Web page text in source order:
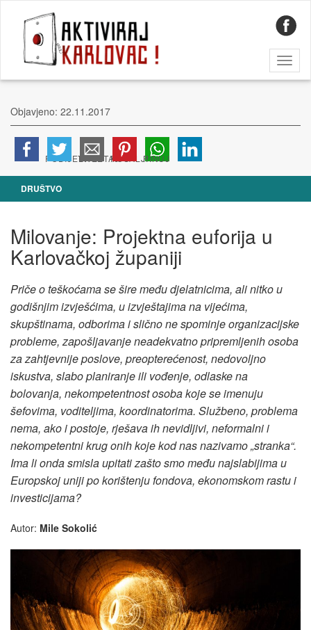
Objavjeno: 22.11.2017
DRUŠTVO
Milovanje: Projektna euforija u
Karlovačkoj županiji
Priče o teškoćama se šire među djelatnicima, ali nitko u
godišnjim izvješćima, u izvještajima na vijećima,
skupštinama, odborima i slično ne spominje organizacijske
probleme, zapošljavanje neadekvatno pripremljenih osoba
za zahtjevnije poslove, preopterećenost, nedovoljno
iskustva, slabo planiranje ili vođenje, odlaske na
bolovanja, nekompetentnost osoba koje se imenuju
šefovima, voditeljima, koordinatorima. Službeno, problema
nema, ako i postoje, rješava ih nevidljivi, neformalni i
nekompetentni krug onih koje kod nas nazivamo „stranka“.
Ima li onda smisla upitati zašto smo među najslabijima u
Europskoj uniji po korištenju fondova, ekonomskom rastu i
investicijama?
Autor: Mile Sokolić